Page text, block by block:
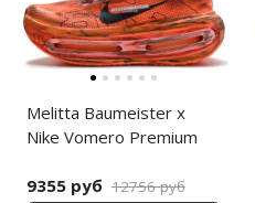
Melitta Baumeister x
Nike Vomero Premium
9355 руб 12756 руб